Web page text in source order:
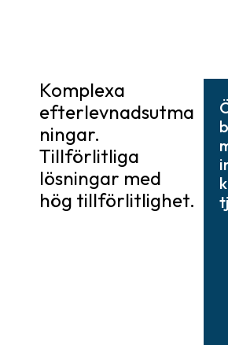
Komplexa
efterlevnadsutma
ningar.
Tillförlitliga
lösningar med
hög tillförlitlighet.